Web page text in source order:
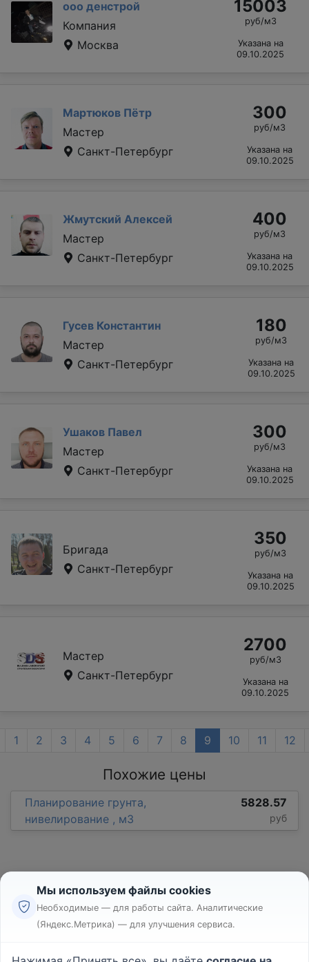
ооо денстрой
Компания
Москва
15003
руб/м3
Указана на
09.10.2025
Мартюков Пётр
Мастер
Санкт-Петербург
300
руб/м3
Указана на
09.10.2025
Жмутский Алексей
Мастер
Санкт-Петербург
400
руб/м3
Указана на
09.10.2025
Гусев Константин
Мастер
Санкт-Петербург
180
руб/м3
Указана на
09.10.2025
Ушаков Павел
Мастер
Санкт-Петербург
300
руб/м3
Указана на
09.10.2025
Бригада
Санкт-Петербург
350
руб/м3
Указана на
09.10.2025
Мастер
Санкт-Петербург
2700
руб/м3
Указана на
09.10.2025
1 2 3 4 5 6 7 8 9 10 11 12
Похожие цены
Планирование грунта,
нивелирование , м3
5828.57
руб
Реклама
Мы используем файлы cookies
Необходимые — для работы сайта. Аналитические
(Яндекс.Метрика) — для улучшения сервиса.